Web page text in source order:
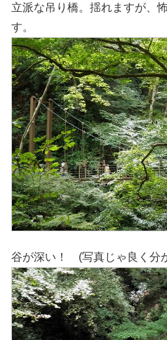
立派な吊り橋。揺れますが、
す。
谷が深い！ (写真じゃ良く分